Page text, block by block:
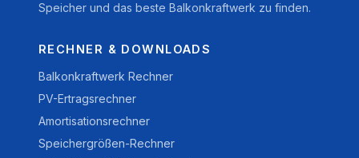
Speicher und das beste Balkonkraftwerk zu finden.
RECHNER & DOWNLOADS
Balkonkraftwerk Rechner
PV-Ertragsrechner
Amortisationsrechner
Speichergrößen-Rechner